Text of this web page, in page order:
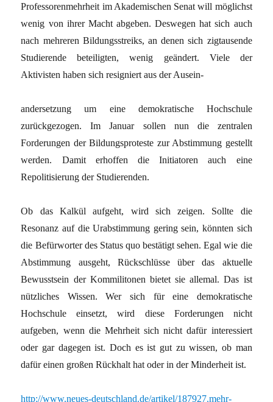
Professorenmehrheit im Akademischen Senat will möglichst
wenig von ihrer Macht abgeben. Deswegen hat sich auch
nach mehreren Bildungsstreiks, an denen sich zigtausende
Studierende beteiligten, wenig geändert. Viele der
Aktivisten haben sich resigniert aus der Ausein-
andersetzung um eine demokratische Hochschule
zurückgezogen. Im Januar sollen nun die zentralen
Forderungen der Bildungsproteste zur Abstimmung gestellt
werden. Damit erhoffen die Initiatoren auch eine
Repolitisierung der Studierenden.
Ob das Kalkül aufgeht, wird sich zeigen. Sollte die
Resonanz auf die Urabstimmung gering sein, könnten sich
die Befürworter des Status quo bestätigt sehen. Egal wie die
Abstimmung ausgeht, Rückschlüsse über das aktuelle
Bewusstsein der Kommilitonen bietet sie allemal. Das ist
nützliches Wissen. Wer sich für eine demokratische
Hochschule einsetzt, wird diese Forderungen nicht
aufgeben, wenn die Mehrheit sich nicht dafür interessiert
oder gar dagegen ist. Doch es ist gut zu wissen, ob man
dafür einen großen Rückhalt hat oder in der Minderheit ist.
http://www.neues-deutschland.de/artikel/187927.mehr-